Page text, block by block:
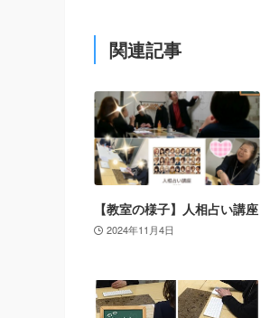
関連記事
【教室の様子】人相占い講座
2024年11月4日